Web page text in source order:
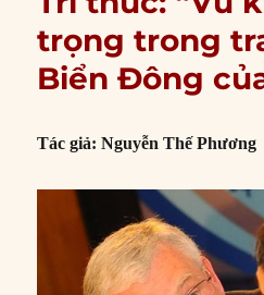
trọng trong
Biển Đông
Tác giả: Nguyễn Thế Phương